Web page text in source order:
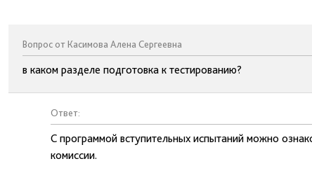
Вопрос от Касимова Алена Сергеевна
в каком разделе подготовка к тестированию?
Ответ:
С программой вступительных испытаний можно
комиссии.